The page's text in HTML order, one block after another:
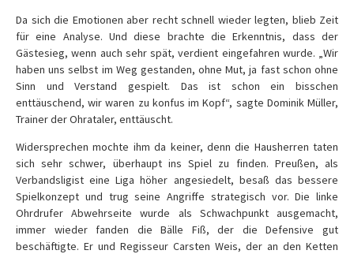
Da sich die Emotionen aber recht schnell wieder legten, blieb Zeit
für eine Analyse. Und diese brachte die Erkenntnis, dass der
Gästesieg, wenn auch sehr spät, verdient eingefahren wurde. „Wir
haben uns selbst im Weg gestanden, ohne Mut, ja fast schon ohne
Sinn und Verstand gespielt. Das ist schon ein bisschen
enttäuschend, wir waren zu konfus im Kopf“, sagte Dominik Müller,
Trainer der Ohrataler, enttäuscht.
Widersprechen mochte ihm da keiner, denn die Hausherren taten
sich sehr schwer, überhaupt ins Spiel zu finden. Preußen, als
Verbandsligist eine Liga höher angesiedelt, besaß das bessere
Spielkonzept und trug seine Angriffe strategisch vor. Die linke
Ohrdrufer Abwehrseite wurde als Schwachpunkt ausgemacht,
immer wieder fanden die Bälle Fiß, der die Defensive gut
beschäftigte. Er und Regisseur Carsten Weis, der an den Ketten